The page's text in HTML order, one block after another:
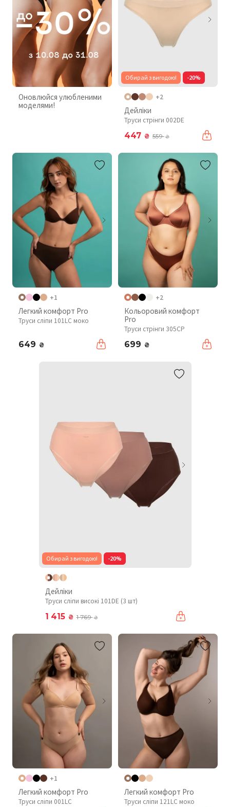
Оновлюйся улюбленими
моделями!
Обирай з вигодою! -20%
+2
Дейліки
Труси стрінги 002DE
447 ₴ 559₴
+1
Легкий комфорт Pro
Труси сліпи 101LC моко
649 ₴
+2
Кольоровий комфорт
Pro
Труси стрінги 305CP
699 ₴
Обирай з вигодою! -20%
Дейліки
Труси сліпи високі 101DE (3 шт)
1 415 ₴ 1 769₴
+1
Легкий комфорт Pro
Труси сліпи 001LC
Легкий комфорт Pro
Труси сліпи 121LC моко